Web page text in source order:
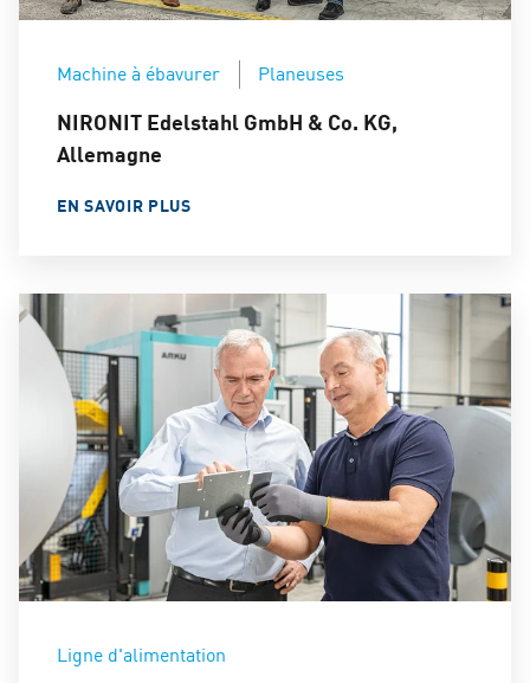
Machine à ébavurer Planeuses
NIRONIT Edelstahl GmbH & Co. KG,
Allemagne
EN SAVOIR PLUS
Ligne d'alimentation